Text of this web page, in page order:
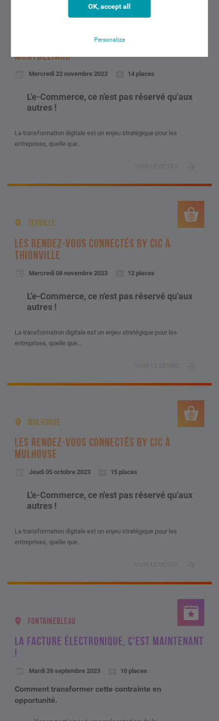
LES RENDEZ-VOUS CONNECTÉS BY CIC À
MONTBELIARD
Mercredi 22 novembre 2023 14 places
L'e-Commerce, ce n'est pas réservé qu'aux
autres !
La transformation digitale est un enjeu stratégique pour les
entreprises, quelle que...
TERVILLE
LES RENDEZ-VOUS CONNECTÉS BY CIC À
THIONVILLE
Mercredi 08 novembre 2023 12 places
L'e-Commerce, ce n'est pas réservé qu'aux
autres !
La transformation digitale est un enjeu stratégique pour les
entreprises, quelle que...
MULHOUSE
LES RENDEZ-VOUS CONNECTÉS BY CIC À
MULHOUSE
Jeudi 05 octobre 2023 15 places
L'e-Commerce, ce n'est pas réservé qu'aux
autres !
La transformation digitale est un enjeu stratégique pour les
entreprises, quelle que...
FONTAINEBLEAU
LA FACTURE ÉLECTRONIQUE, C'EST MAINTENANT
!
Mardi 26 septembre 2023 10 places
Comment transformer cette contrainte en
opportunité.
OK, accept all
Personalize